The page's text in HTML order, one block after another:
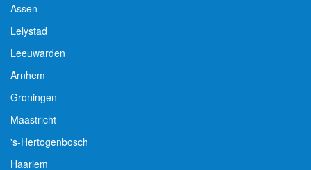
Assen
Lelystad
Leeuwarden
Arnhem
Groningen
Maastricht
's-Hertogenbosch
Haarlem